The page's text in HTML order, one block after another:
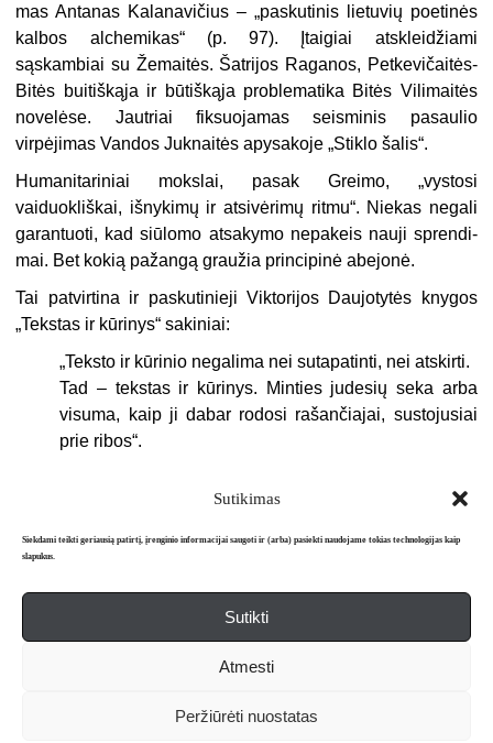
Sutikimas
Siekdami teikti geriausią patirtį, įrenginio informacijai saugoti ir (arba) pasiekti naudojame tokias technologijas kaip
slapukus.
Sutikti
Atmesti
Peržiūrėti nuostatas
mas Antanas Kalanavičius – „paskutinis lietuvių poetinės
kalbos alchemikas“ (p. 97). Įtaigiai atsklei­džiami
sąskambiai su Žemaitės. Šat­rijos Raganos, Petkevičaitės-
Bitės buitiškąja ir būtiškąja problemati­ka Bitės Vilimaitės
novelėse. Jaut­riai fiksuojamas seisminis pasaulio
virpėjimas Vandos Juknaitės apy­sakoje „Stiklo šalis“.
Humanitariniai mokslai, pasak Greimo, „vystosi
vaiduokliškai, iš­nykimų ir atsivėrimų ritmu“. Nie­kas negali
garantuoti, kad siūlomo atsakymo nepakeis nauji sprendi­
mai. Bet kokią pažangą graužia principinė abejonė.
Tai patvirtina ir paskutinieji Vikto­rijos Daujotytės knygos
„Tekstas ir kūrinys“ sakiniai:
„Teksto ir kūrinio negalima nei su­tapatinti, nei atskirti.
Tad – tekstas ir kūrinys. Minties judesių seka arba
visuma, kaip ji dabar rodosi rašančiajai, sustoju­siai
prie ribos“.